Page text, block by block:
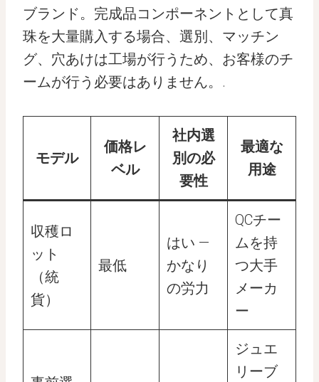
ブランド。完成品コンポーネントとして真
珠を大量購入する場合、選別、マッチン
グ、穴あけは工場が行うため、お客様のチ
ームが行う必要はありません。.
モデル
価格レ
ベル
社内選
別の必
要性
最適な
用途
収穫ロ
ット
（統
貨）
最低
はい —
かなり
の労力
QCチー
ムを持
つ大手
メーカ
ー
ジュエ
リーブ